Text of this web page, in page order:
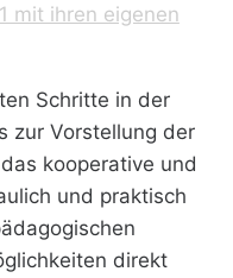
mit ihren eigenen
Schritte in der
zur Vorstellung der
kooperative und
und praktisch
direkt